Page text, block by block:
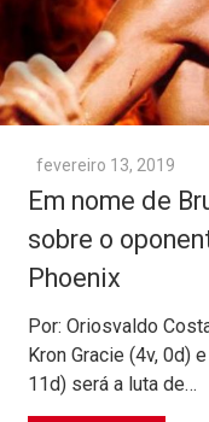
fevereiro 13, 2019
Em nome de
sobre o
Phoenix
Por: Oriosvaldo
Kron Gracie (4v, 0d)
11d) será a luta de…